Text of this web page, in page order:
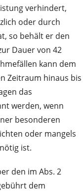
verhindert,
oder durch
so behält er den
Dauer von 42
kann dem
Zeitraum hinaus bis
das
werden, wenn
besonderen
oder mangels
ist.
den im Abs. 2
dem